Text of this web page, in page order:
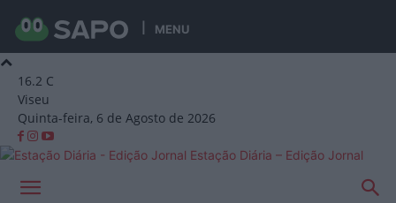
MENU
16.2 C
Viseu
Quinta-feira, 6 de Agosto de 2026
Estação Diária – Edição Jornal